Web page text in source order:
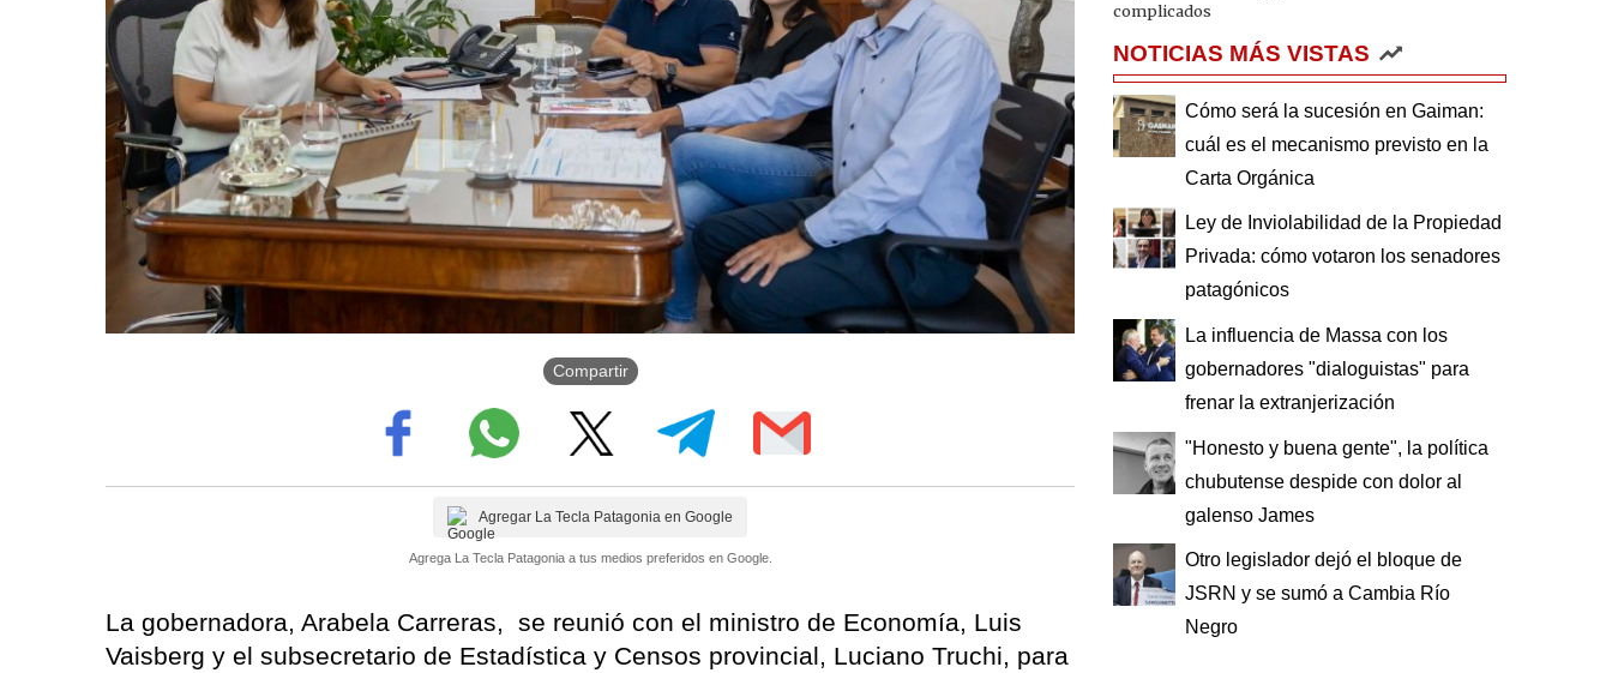
Compartir
Agregar La Tecla Patagonia en Google
Agrega La Tecla Patagonia a tus medios preferidos en Google.
La gobernadora, Arabela Carreras, se reunió con el ministro de Economía, Luis
Vaisberg y el subsecretario de Estadística y Censos provincial, Luciano Truchi, para
complicados
NOTICIAS MÁS VISTAS
Cómo será la sucesión en Gaiman:
cuál es el mecanismo previsto en la
Carta Orgánica
Ley de Inviolabilidad de la Propiedad
Privada: cómo votaron los senadores
patagónicos
La influencia de Massa con los
gobernadores "dialoguistas" para
frenar la extranjerización
"Honesto y buena gente", la política
chubutense despide con dolor al
galenso James
Otro legislador dejó el bloque de
JSRN y se sumó a Cambia Río
Negro